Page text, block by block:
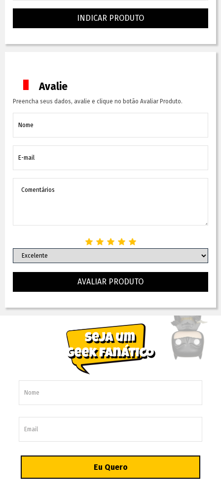
INDICAR PRODUTO
Avalie
Preencha seus dados, avalie e clique no botão Avaliar Produto.
AVALIAR PRODUTO